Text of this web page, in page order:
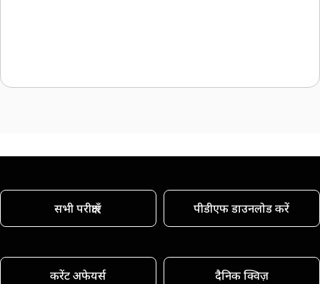
सभी परीक्षाएँ पीडीएफ डाउनलोड करें
करेंट अफेयर्स दैनिक क्विज़